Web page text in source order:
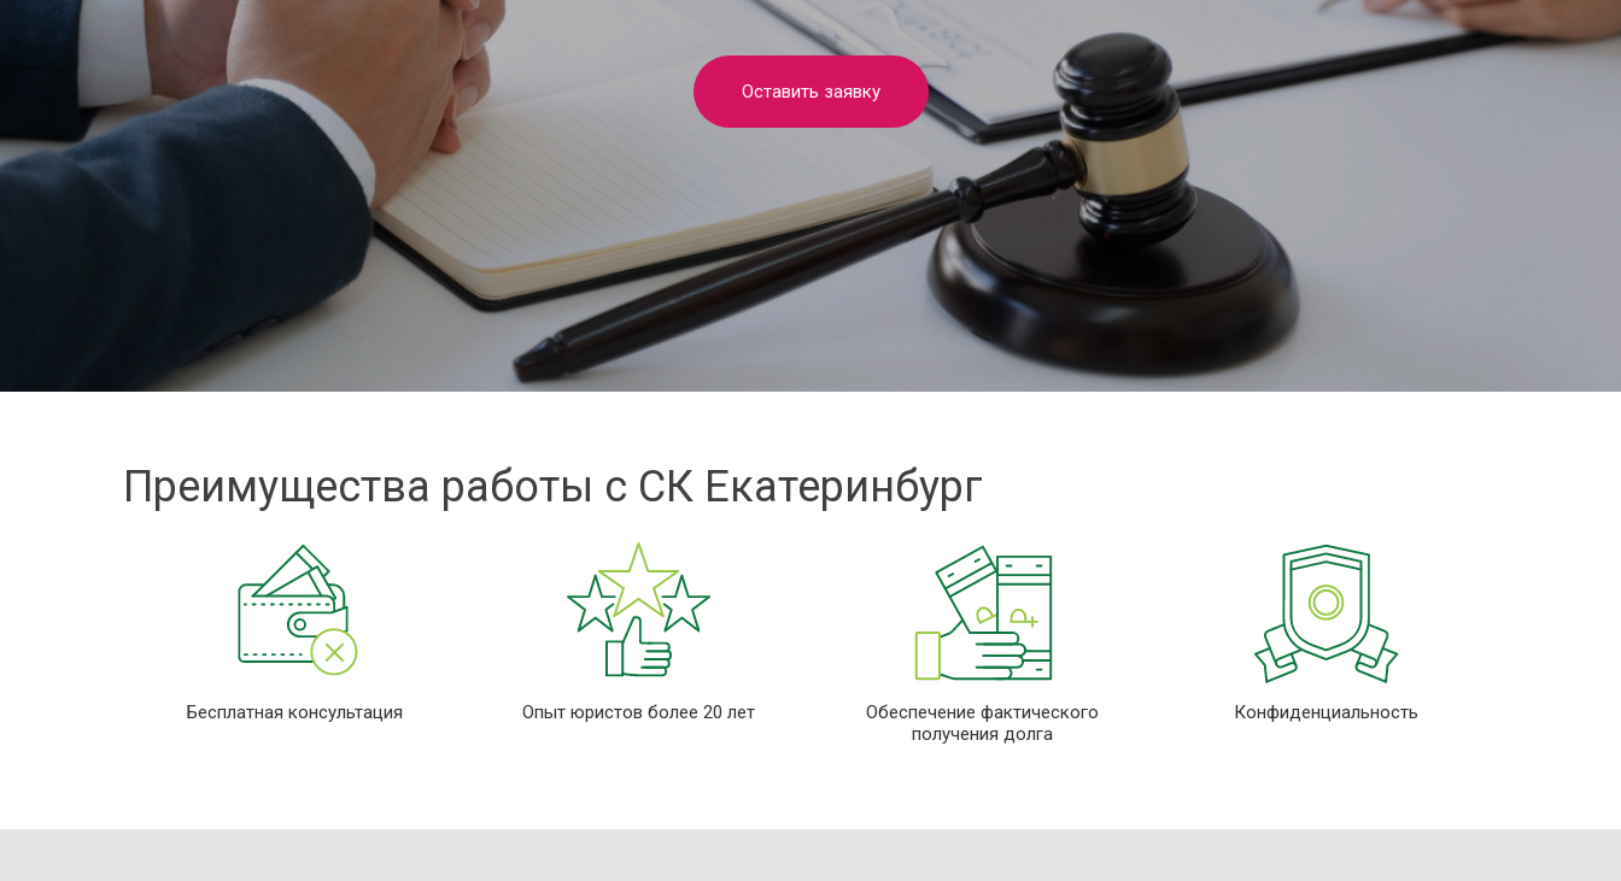
Взыскание долгов
Защита сделки
Оставить заявку
Преимущества работы с СК Екатеринбург
Бесплатная консультация Опыт юристов более 20 лет
Обеспечение фактического
получения долга
Конфиденциальность